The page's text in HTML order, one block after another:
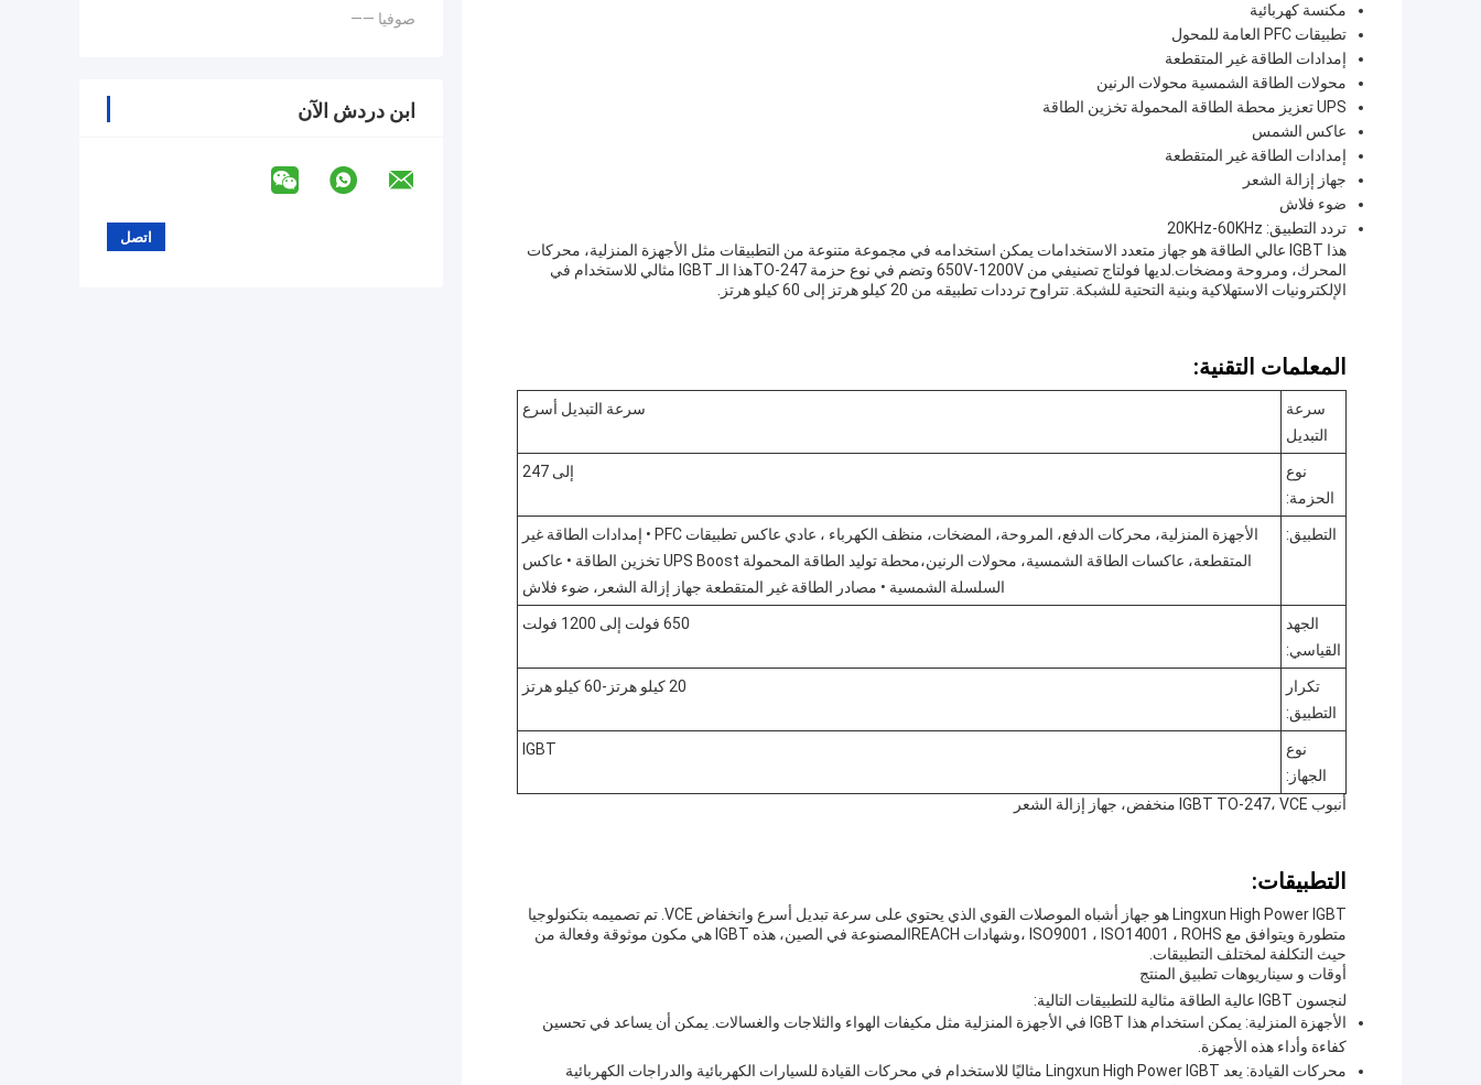
—— صوفيا
ابن دردش الآن
مكنسة كهربائية
تطبيقات PFC العامة للمحول
إمدادات الطاقة غير المتقطعة
محولات الطاقة الشمسية محولات الرنين
UPS تعزيز محطة الطاقة المحمولة تخزين الطاقة
عاكس الشمس
إمدادات الطاقة غير المتقطعة
جهاز إزالة الشعر
ضوء فلاش
تردد التطبيق: 20KHz-60KHz
هذا IGBT عالي الطاقة هو جهاز متعدد الاستخدامات يمكن استخدامه في مجموعة متنوعة من التطبيقات مثل الأجهزة المنزلية، محركات
المحرك، ومروحة ومضخات.لديها فولتاج تصنيفي من 650V-1200V وتضم في نوع حزمة TO-247هذا الـ IGBT مثالي للاستخدام في
الإلكترونيات الاستهلاكية وبنية التحتية للشبكة. تتراوح ترددات تطبيقه من 20 كيلو هرتز إلى 60 كيلو هرتز.
المعلمات التقنية:
سرعة
التبديل
سرعة التبديل أسرع
نوع
الحزمة:
إلى 247
التطبيق:
الأجهزة المنزلية، محركات الدفع، المروحة، المضخات، منظف الكهرباء ، عادي عاكس تطبيقات PFC • إمدادات الطاقة غير
المتقطعة، عاكسات الطاقة الشمسية، محولات الرنين،محطة توليد الطاقة المحمولة UPS Boost تخزين الطاقة • عاكس
السلسلة الشمسية • مصادر الطاقة غير المتقطعة جهاز إزالة الشعر، ضوء فلاش
الجهد
القياسي:
650 فولت إلى 1200 فولت
تكرار
التطبيق:
20 كيلو هرتز-60 كيلو هرتز
نوع
الجهاز:
IGBT
أنبوب IGBT TO-247، VCE منخفض، جهاز إزالة الشعر
التطبيقات:
Lingxun High Power IGBT هو جهاز أشباه الموصلات القوي الذي يحتوي على سرعة تبديل أسرع وانخفاض VCE. تم تصميمه بتكنولوجيا
متطورة ويتوافق مع ISO9001 ، ISO14001 ، ROHS ،وشهادات REACHالمصنوعة في الصين، هذه IGBT هي مكون موثوقة وفعالة من
حيث التكلفة لمختلف التطبيقات.
أوقات و سيناريوهات تطبيق المنتج
لنجسون IGBT عالية الطاقة مثالية للتطبيقات التالية:
الأجهزة المنزلية: يمكن استخدام هذا IGBT في الأجهزة المنزلية مثل مكيفات الهواء والثلاجات والغسالات. يمكن أن يساعد في تحسين
كفاءة وأداء هذه الأجهزة.
محركات القيادة: يعد Lingxun High Power IGBT مثاليًا للاستخدام في محركات القيادة للسيارات الكهربائية والدراجات الكهربائية